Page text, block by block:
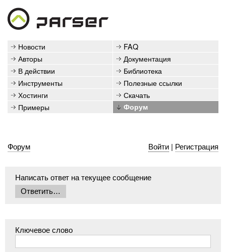
Новости
FAQ
Авторы
Документация
В действии
Библиотека
Инструменты
Полезные ссылки
Хостинги
Скачать
Примеры
Форум
Форум Войти| Регистрация
Написать ответ на текущее сообщение
Ключевое слово